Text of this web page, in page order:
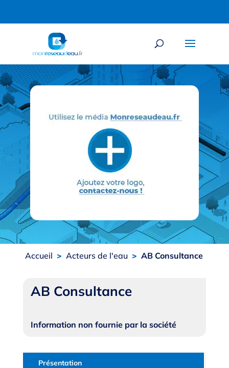
Accueil > Acteurs de l'eau > AB Consultance
AB Consultance
Information non fournie par la société
Présentation